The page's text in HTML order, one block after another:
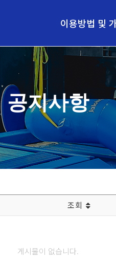
이용방법 및
가격
비수기, 성수기 운
공지사항
조회
게시물이 없습니다.